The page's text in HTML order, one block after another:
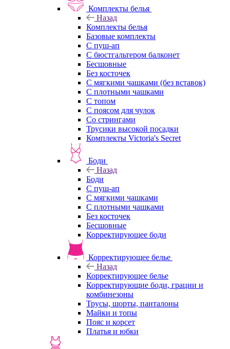
Комплекты белья
Назад
Комплекты белья
Базовые комплекты
С пуш-ап
С бюстгальтером балконет
Бесшовные
Без косточек
С мягкими чашками (без вставок)
С плотными чашками
С топом
С поясом для чулок
Со стрингами
Трусики высокой посадки
Комплекты Victoria's Secret
Боди
Назад
Боди
С пуш-ап
С мягкими чашками
С плотными чашками
Без косточек
Бесшовные
Корректирующее боди
Корректирующее белье
Назад
Корректирующее белье
Корректирующие боди, грации и
комбинезоны
Трусы, шорты, панталоны
Майки и топы
Пояс и корсет
Платья и юбки